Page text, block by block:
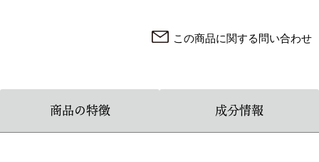
この商品に関する問い合わせ
商品の特徴 成分情報